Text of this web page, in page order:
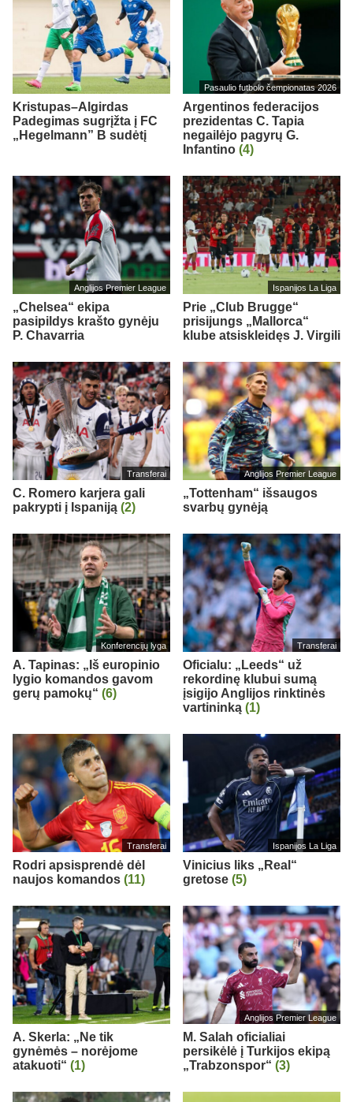
Kristupas–Algirdas
Padegimas sugrįžta į FC
„Hegelmann” B sudėtį
Pasaulio futbolo čempionatas 2026
Argentinos federacijos
prezidentas C. Tapia
negailėjo pagyrų G.
Infantino (4)
Anglijos Premier League
„Chelsea“ ekipa
pasipildys krašto gynėju
P. Chavarria
Ispanijos La Liga
Prie „Club Brugge“
prisijungs „Mallorca“
klube atsiskleidęs J. Virgili
Transferai
C. Romero karjera gali
pakrypti į Ispaniją (2)
Anglijos Premier League
„Tottenham“ išsaugos
svarbų gynėją
Konferencijų lyga
A. Tapinas: „Iš europinio
lygio komandos gavom
gerų pamokų“ (6)
Transferai
Oficialu: „Leeds“ už
rekordinę klubui sumą
įsigijo Anglijos rinktinės
vartininką (1)
Transferai
Rodri apsisprendė dėl
naujos komandos (11)
Ispanijos La Liga
Vinicius liks „Real“
gretose (5)
A. Skerla: „Ne tik
gynėmės – norėjome
atakuoti“ (1)
Anglijos Premier League
M. Salah oficialiai
persikėlė į Turkijos ekipą
„Trabzonspor“ (3)